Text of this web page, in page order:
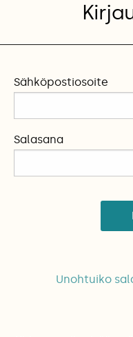
Sähköpostiosoite
Salasana
Unohtuiko